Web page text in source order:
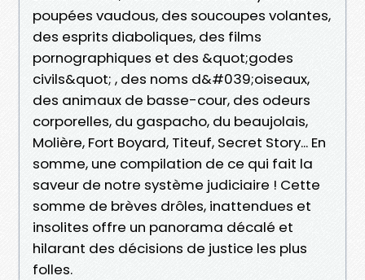
poupées vaudous, des soucoupes volantes,
des esprits diaboliques, des films
pornographiques et des &quot;godes
civils&quot; , des noms d&#039;oiseaux,
des animaux de basse-cour, des odeurs
corporelles, du gaspacho, du beaujolais,
Molière, Fort Boyard, Titeuf, Secret Story... En
somme, une compilation de ce qui fait la
saveur de notre système judiciaire ! Cette
somme de brèves drôles, inattendues et
insolites offre un panorama décalé et
hilarant des décisions de justice les plus
folles.